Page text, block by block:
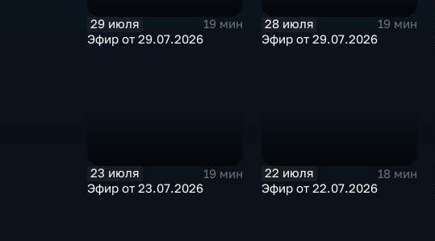
29 июля
19 мин
Эфир от 29.07.2026
28 июля
19 мин
Эфир от 29.07.2026
23 июля
19 мин
Эфир от 23.07.2026
22 июля
18 мин
Эфир от 22.07.2026